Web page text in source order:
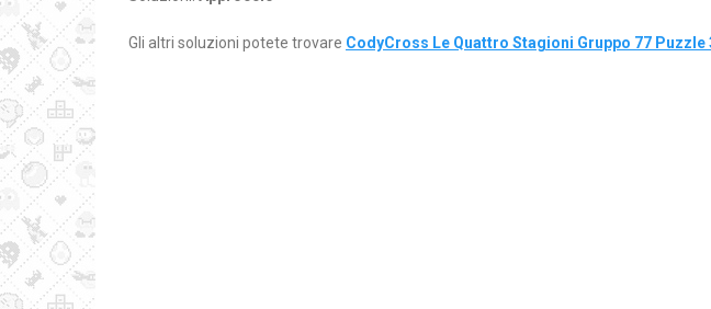
Gli altri soluzioni potete trovare CodyCross Le Quattro Stagioni Gruppo 77 Puzzle